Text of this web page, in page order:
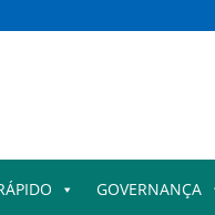
GOVERNANÇA